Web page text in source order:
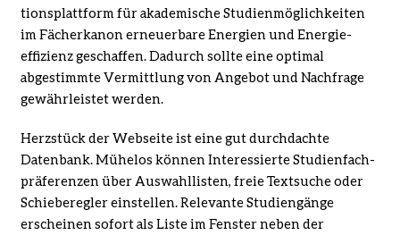
tionsplattform für akademische Studienmöglichkeiten
im Fächerkanon erneuerbare Energien und Energie­
effizienz geschaffen. Dadurch sollte eine optimal
abgestimmte Vermittlung von Angebot und Nachfrage
gewährleistet werden.
Herzstück der Webseite ist eine gut durchdachte
Datenbank. Mühelos können Interessierte Studienfach­
präferenzen über Auswahllisten, freie Textsuche oder
Schieberegler einstellen. Relevante Studiengänge
erscheinen sofort als Liste im Fenster neben der